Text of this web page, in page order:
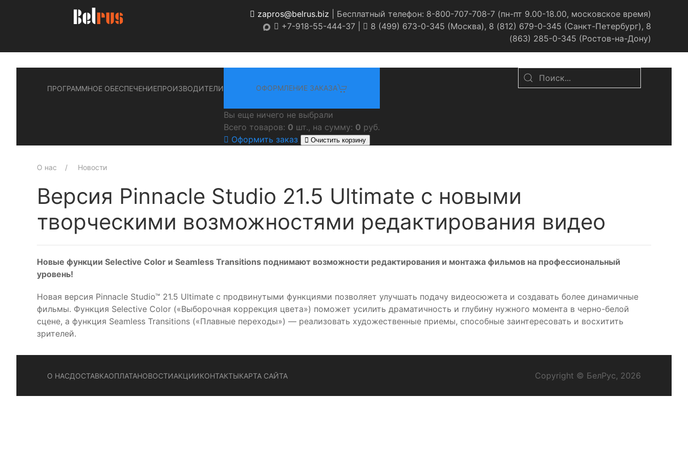
zapros@belrus.biz | Бесплатный телефон: 8-800-707-708-7 (пн-пт 9.00-18.00, московское время)
+7-918-55-444-37 |
8 (499) 673-0-345 (Москва), 8 (812) 679-0-345 (Санкт-Петербург), 8
(863) 285-0-345 (Ростов-на-Дону)
ПРОГРАММНОЕ ОБЕСПЕЧЕНИЕПРОИЗВОДИТЕЛИ ОФОРМЛЕНИЕ ЗАКАЗА
Вы еще ничего не выбрали
Всего товаров: 0 шт., на сумму: 0 руб.
Оформить заказ
Очистить корзину
О нас Новости
Версия Pinnacle Studio 21.5 Ultimate с новыми
творческими возможностями редактирования видео
Новые функции Selective Color и Seamless Transitions поднимают возможности редактирования и монтажа фильмов на профессиональный
уровень!
Новая версия Pinnacle Studio™ 21.5 Ultimate с продвинутыми функциями позволяет улучшать подачу видеосюжета и создавать более динамичные
фильмы. Функция Selective Color («Выборочная коррекция цвета») поможет усилить драматичность и глубину нужного момента в черно-белой
сцене, а функция Seamless Transitions («Плавные переходы») — реализовать художественные приемы, способные заинтересовать и восхитить
зрителей.
О НАСДОСТАВКАОПЛАТАНОВОСТИАКЦИИКОНТАКТЫКАРТА САЙТА Copyright © БелРус, 2026